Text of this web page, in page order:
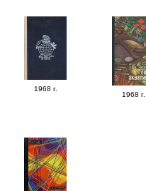
1968 г.
1968 г.